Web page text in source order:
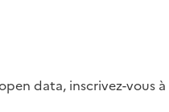
data, inscrivez-vous